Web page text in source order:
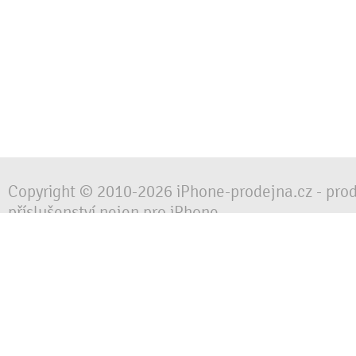
Copyright © 2010-2026 iPhone-prodejna.cz -
příslušenství nejen pro iPhone